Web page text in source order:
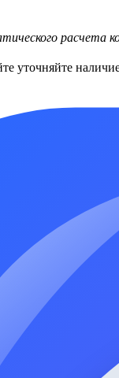
расчета
уточняйте